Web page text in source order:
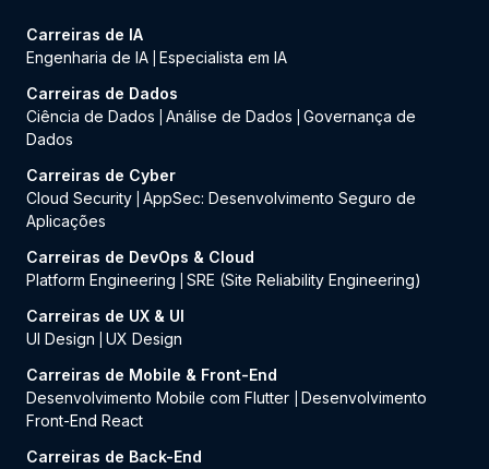
Carreiras de IA
Engenharia de IA Especialista em IA
Carreiras de Dados
Ciência de Dados
Análise de Dados
Governança de
Dados
Carreiras de Cyber
Cloud Security AppSec: Desenvolvimento Seguro de
Aplicações
Carreiras de DevOps & Cloud
Platform Engineering
SRE (Site Reliability Engineering)
Carreiras de UX & UI
UI Design
UX Design
Carreiras de Mobile & Front-End
Desenvolvimento Mobile com Flutter
Desenvolvimento
Front-End React
Carreiras de Back-End